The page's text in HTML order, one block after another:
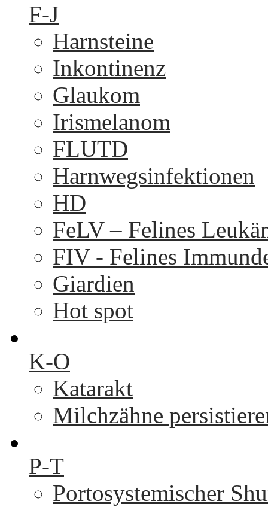
F-J
Harnsteine
Inkontinenz
Glaukom
Irismelanom
FLUTD
Harnwegsinfektionen
HD
FeLV – Felines
FIV - Felines
Giardien
Hot spot
K-O
Katarakt
Milchzähne
P-T
Portosystemischer